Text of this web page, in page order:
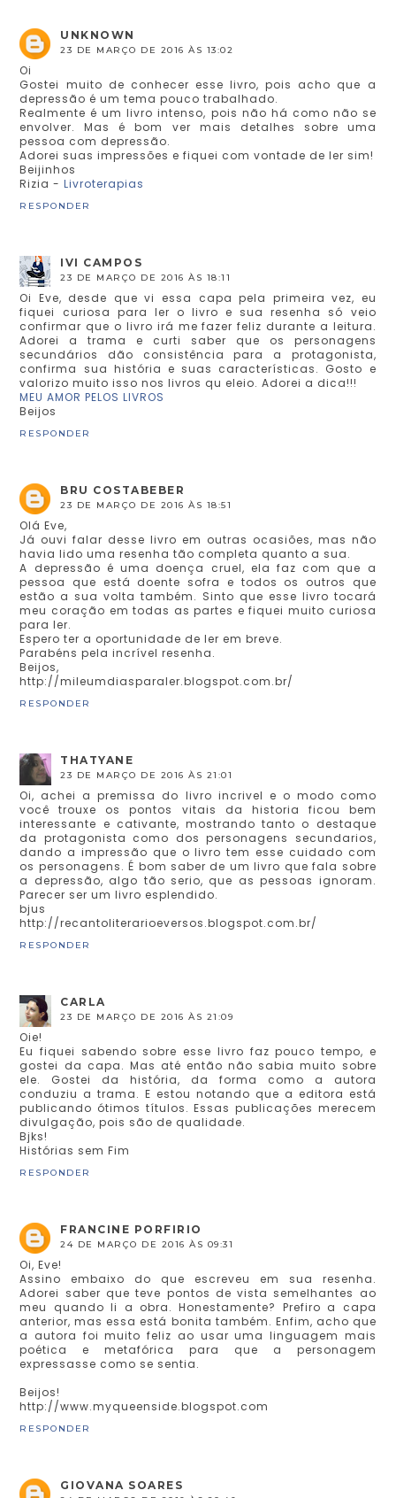
UNKNOWN
23 DE MARÇO DE 2016 ÀS 13:02
Oi
Gostei muito de conhecer esse livro, pois acho que a
depressão é um tema pouco trabalhado.
Realmente é um livro intenso, pois não há como não se
envolver. Mas é bom ver mais detalhes sobre uma
pessoa com depressão.
Adorei suas impressões e fiquei com vontade de ler sim!
Beijinhos
Rizia -Livroterapias
RESPONDER
IVI CAMPOS
23 DE MARÇO DE 2016 ÀS 18:11
Oi Eve, desde que vi essa capa pela primeira vez, eu
fiquei curiosa para ler o livro e sua resenha só veio
confirmar que o livro irá me fazer feliz durante a leitura.
Adorei a trama e curti saber que os personagens
secundários dão consistência para a protagonista,
confirma sua história e suas características. Gosto e
valorizo muito isso nos livros qu eleio. Adorei a dica!!!
MEU AMOR PELOS LIVROS
Beijos
RESPONDER
BRU COSTABEBER
23 DE MARÇO DE 2016 ÀS 18:51
Olá Eve,
Já ouvi falar desse livro em outras ocasiões, mas não
havia lido uma resenha tão completa quanto a sua.
A depressão é uma doença cruel, ela faz com que a
pessoa que está doente sofra e todos os outros que
estão a sua volta também. Sinto que esse livro tocará
meu coração em todas as partes e fiquei muito curiosa
para ler.
Espero ter a oportunidade de ler em breve.
Parabéns pela incrível resenha.
Beijos,
http://mileumdiasparaler.blogspot.com.br/
RESPONDER
THATYANE
23 DE MARÇO DE 2016 ÀS 21:01
Oi, achei a premissa do livro incrivel e o modo como
você trouxe os pontos vitais da historia ficou bem
interessante e cativante, mostrando tanto o destaque
da protagonista como dos personagens secundarios,
dando a impressão que o livro tem esse cuidado com
os personagens. É bom saber de um livro que fala sobre
a depressão, algo tão serio, que as pessoas ignoram.
Parecer ser um livro esplendido.
bjus
http://recantoliterarioeversos.blogspot.com.br/
RESPONDER
CARLA
23 DE MARÇO DE 2016 ÀS 21:09
Oie!
Eu fiquei sabendo sobre esse livro faz pouco tempo, e
gostei da capa. Mas até então não sabia muito sobre
ele. Gostei da história, da forma como a autora
conduziu a trama. E estou notando que a editora está
publicando ótimos títulos. Essas publicações merecem
divulgação, pois são de qualidade.
Bjks!
Histórias sem Fim
RESPONDER
FRANCINE PORFIRIO
24 DE MARÇO DE 2016 ÀS 09:31
Oi, Eve!
Assino embaixo do que escreveu em sua resenha.
Adorei saber que teve pontos de vista semelhantes ao
meu quando li a obra. Honestamente? Prefiro a capa
anterior, mas essa está bonita também. Enfim, acho que
a autora foi muito feliz ao usar uma linguagem mais
poética e metafórica para que a personagem
expressasse como se sentia.
Beijos!
http://www.myqueenside.blogspot.com
RESPONDER
GIOVANA SOARES